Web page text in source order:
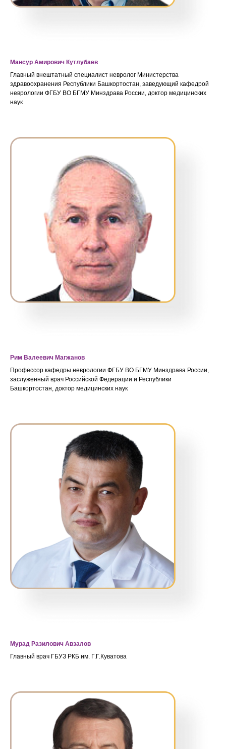
Мансур Амирович Кутлубаев
Главный внештатный специалист невролог Министерства
здравоохранения Республики Башкортостан, заведующий кафедрой
неврологии ФГБУ ВО БГМУ Минздрава России, доктор медицинских
наук
Рим Валеевич Магжанов
Профессор кафедры неврологии ФГБУ ВО БГМУ Минздрава России,
заслуженный врач Российской Федерации и Республики
Башкортостан, доктор медицинских наук
Мурад Разилович Авзалов
Главный врач ГБУЗ РКБ им. Г.Г.Куватова